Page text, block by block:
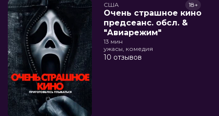
США
Очень страшное кино
предсеанс. обсл. &
"Авиарежим"
18+
13 мин
ужасы, комедия
10 отзывов